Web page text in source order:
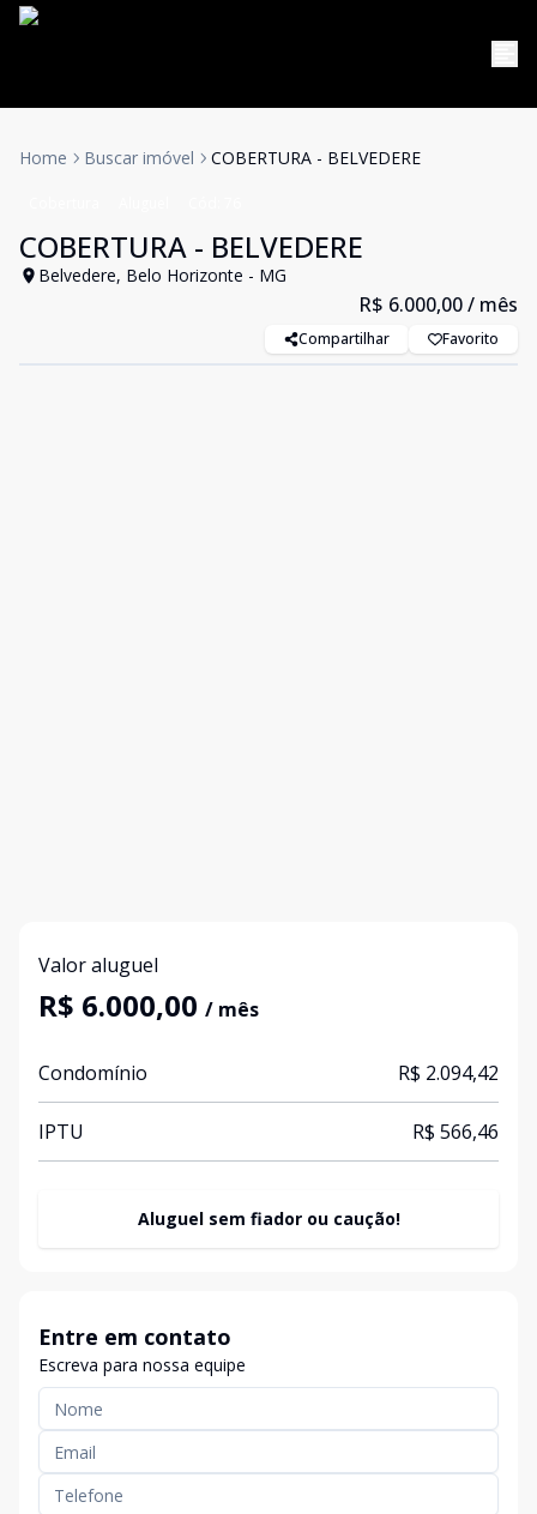
Home Buscar imóvel COBERTURA - BELVEDERE
COBERTURA - BELVEDERE
Belvedere, Belo Horizonte - MG
R$ 6.000,00/ mês
Compartilhar Favorito
Valor aluguel
R$ 6.000,00 / mês
Condomínio R$ 2.094,42
IPTU R$ 566,46
Aluguel sem fiador ou caução!
Entre em contato
Escreva para nossa equipe